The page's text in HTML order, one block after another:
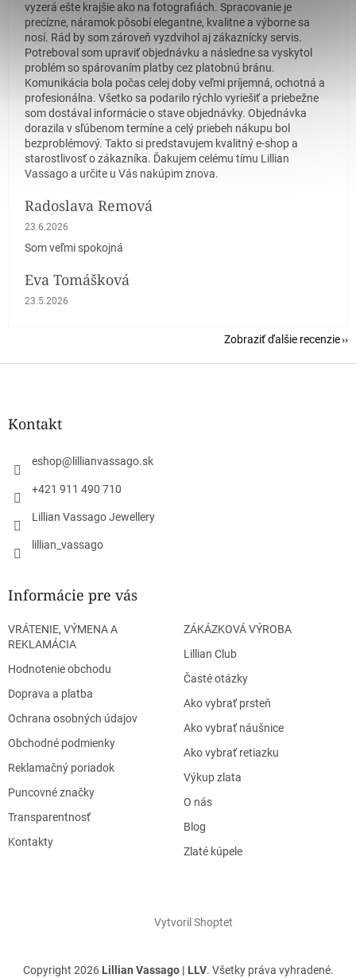
vyzerá ešte krajšie ako na fotografiách. Spracovanie je
precízne, náramok pôsobí elegantne, kvalitne a výborne sa
nosí. Rád by som zároveň vyzdvihol aj zákaznícky servis.
Potreboval som upraviť objednávku a následne sa vyskytol
problém so spárovaním platby cez platobnú bránu.
Komunikácia bola počas celej doby veľmi príjemná, ochotná a
profesionálna. Všetko sa podarilo rýchlo vyriešiť a priebežne
som dostával informácie o stave objednávky. Objednávka
dorazila v sľúbenom termíne a celý priebeh nákupu bol
bezproblémový. Takto si predstavujem kvalitný e-shop a
starostlivosť o zákazníka. Ďakujem celému tímu Lillian
Vassago a určite u Vás nakúpim znova.
Radoslava Remová
Hodnotenie obchodu je 5 z 5 hviezdičiek.
23.6.2026
Som veľmi spokojná
Eva Tomášková
Hodnotenie obchodu je 5 z 5 hviezdičiek.
23.5.2026
Zobraziť ďalšie recenzie
Z
Kontakt
eshop@ lillianvassago.sk
+421 911 490 710
Lillian Vassago Jewellery
lillian_vassago
Informácie pre vás
VRÁTENIE, VÝMENA A
REKLAMÁCIA
Hodnotenie obchodu
Doprava a platba
Ochrana osobných údajov
Obchodné podmienky
Reklamačný poriadok
Puncovné značky
Transparentnosť
Kontakty
ZÁKÁZKOVÁ VÝROBA
Lillian Club
Časté otázky
Ako vybrať prsteň
Ako vybrať náušnice
Ako vybrať retiazku
Výkup zlata
O nás
Blog
Zlaté kúpele
Vytvoril Shoptet
Copyright 2026 Lillian Vassago | LLV. Všetky práva vyhradené.